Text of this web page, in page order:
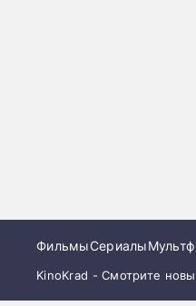
ФильмыСериалы
KinoKrad - Смотрите